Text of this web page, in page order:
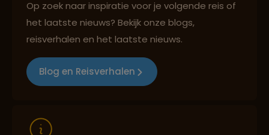
Lees meer over Termessos
Best beoordeelde reisroutes
Reizen met oog voor mens, cultuur en milieu
Op zoek naar inspiratie voor je volgende reis of
het laatste nieuws? Bekijk onze blogs,
reisverhalen en het laatste nieuws.
Blog en Reisverhalen